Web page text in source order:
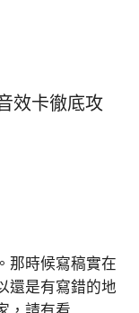
效卡徹底攻
那時候寫稿實在
還是有寫錯的地